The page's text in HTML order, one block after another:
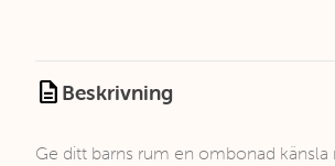
description Beskrivning
Ge ditt barns rum en ombonad